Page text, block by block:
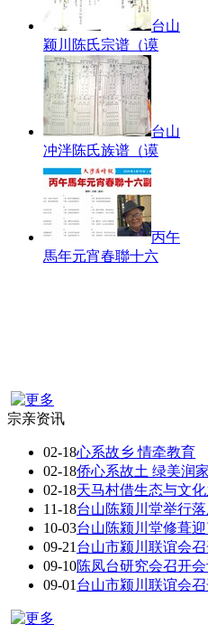
台山
颖川陈氏宗谱（谟
台山
冲泮陈氏族谱（谟
丙午
馬年元宵春聯十六
宗亲资讯
02-18心系故乡 情牵教育
02-18侨心系故土 绿美润
02-18天马村借生态与文
11-18台山陈颍川堂举行
10-03台山陈颍川堂修葺
09-21 台山市颍川联谊会
09-10陈凤台研究会召开
09-01 台山市颍川联谊会